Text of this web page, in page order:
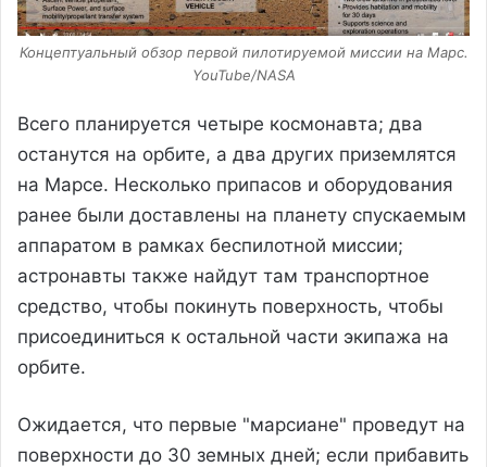
Концептуальный обзор первой пилотируемой миссии на Марс.
YouTube/NASA
Всего планируется четыре космонавта; два
останутся на орбите, а два других приземлятся
на Марсе. Несколько припасов и оборудования
ранее были доставлены на планету спускаемым
аппаратом в рамках беспилотной миссии;
астронавты также найдут там транспортное
средство, чтобы покинуть поверхность, чтобы
присоединиться к остальной части экипажа на
орбите.
Ожидается, что первые "марсиане" проведут на
поверхности до 30 земных дней; если прибавить